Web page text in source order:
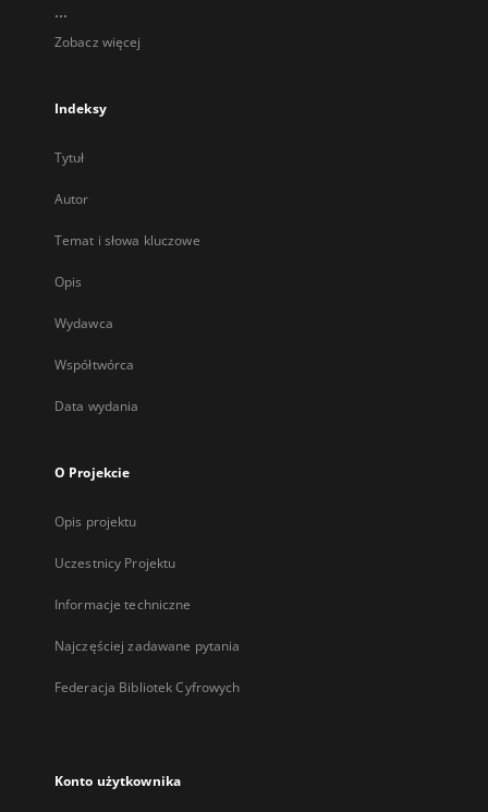
...
Zobacz więcej
Indeksy
Tytuł
Autor
Temat i słowa kluczowe
Opis
Wydawca
Współtwórca
Data wydania
O Projekcie
Opis projektu
Uczestnicy Projektu
Informacje techniczne
Najczęściej zadawane pytania
Federacja Bibliotek Cyfrowych
Konto użytkownika